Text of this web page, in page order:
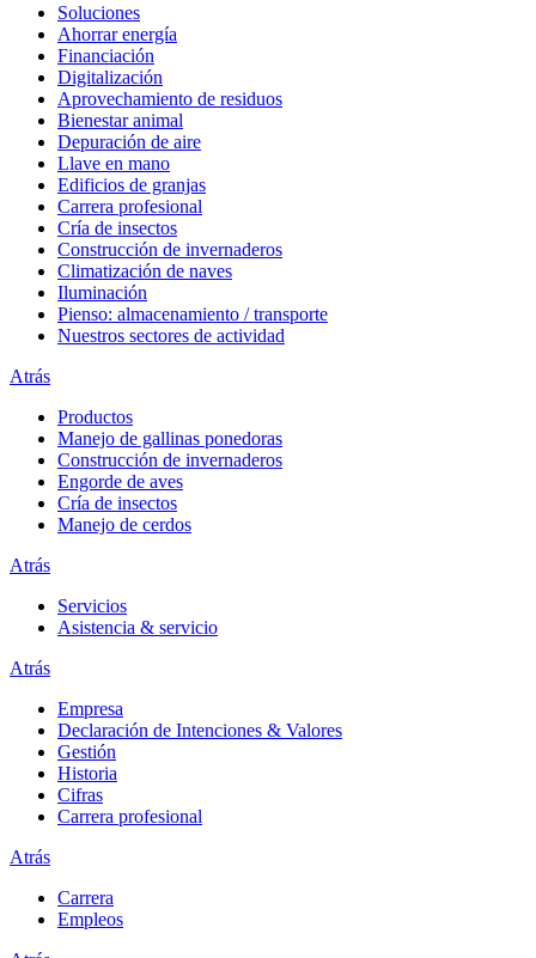
Soluciones
Ahorrar energía
Financiación
Digitalización
Aprovechamiento de residuos
Bienestar animal
Depuración de aire
Llave en mano
Edificios de granjas
Carrera profesional
Cría de insectos
Construcción de invernaderos
Climatización de naves
Iluminación
Pienso: almacenamiento / transporte
Nuestros sectores de actividad
Atrás
Productos
Manejo de gallinas ponedoras
Construcción de invernaderos
Engorde de aves
Cría de insectos
Manejo de cerdos
Atrás
Servicios
Asistencia & servicio
Atrás
Empresa
Declaración de Intenciones & Valores
Gestión
Historia
Cifras
Carrera profesional
Atrás
Carrera
Empleos